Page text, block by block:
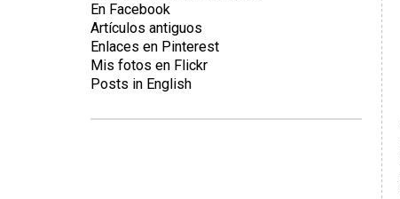
En Facebook
Artículos antiguos
Enlaces en Pinterest
Mis fotos en Flickr
Posts in English